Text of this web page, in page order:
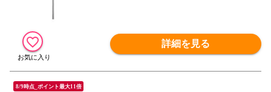
詳細を見る
8/9時点_ポイント最大11倍